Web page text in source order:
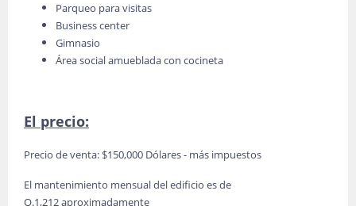
Parqueo para visitas
Business center
Gimnasio
Área social amueblada con cocineta
El precio:
Precio de venta: $150,000 Dólares - más impuestos
El mantenimiento mensual del edificio es de
Q.1,212 aproximadamente